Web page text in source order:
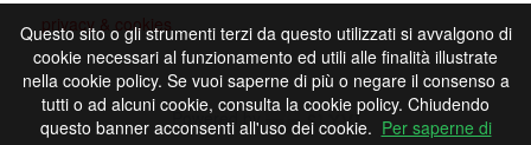
privacy & cookies
Powered by
Questo sito o gli strumenti terzi da questo utilizzati si avvalgono di
cookie necessari al funzionamento ed utili alle finalità illustrate
nella cookie policy. Se vuoi saperne di più o negare il consenso a
tutti o ad alcuni cookie, consulta la cookie policy. Chiudendo
questo banner acconsenti all'uso dei cookie. Per saperne di